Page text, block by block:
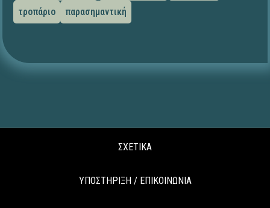
τροπάριο
παρασημαντική
ΣΧΕΤΙΚΑ
ΥΠΟΣΤΗΡΙΞΗ / ΕΠΙΚΟΙΝΩΝΙΑ